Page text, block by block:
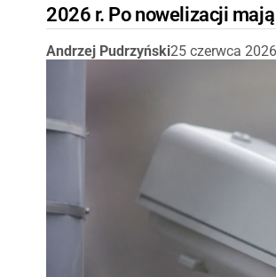
2026 r. Po nowelizacji
Andrzej Pudrzyński25 czerwca